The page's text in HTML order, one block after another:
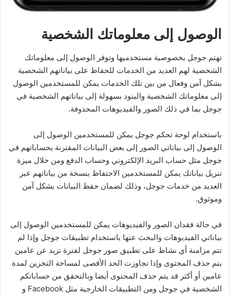
الوصول إلى معلوماتك الشخصية
تهتم جوجل بخصوصية مستخدميها وتوفر الوصول إلى معلوماتك
الشخصية لهم العديد من الخدمات للحفاظ على بياناتهم الشخصية
بشكل آمن وفعال من بين تلك الخدمات يمكن للمستخدمين الوصول
إلى معلوماتك الشخصية والبنود بسهولة إلى بياناتهم الشخصية في
جوجل بما في ذلك الصور والفيديوهات المحذوفة.
باستخدام لوحة تحكم جوجل يمكن للمستخدمين الوصول إلى
الوصول إلى بياناتي الصور إلى بعض البيانات المقترنة بحساباتهم في
جوجل مثل حساب البريد الإلكتروني وحساب الدفع ومن خلال ميزة
تنزيل بياناتك يمكن للمستخدمين الاحتفاظ بنسخة من بياناتهم عبر
العديد من خدمات جوجل، وذلك لضمان حفظ البيانات بشكل آمن
وموثوق.
في حالة فقدان الصور والفيديوهات يمكن للمستخدمين الوصول إلى
بياناتي الفيديوهات والبحث عنها باستخدام تطبيقات جوجل وإذا لم
تتم مزامنة أي نشاط على تطبيق صور جوجل لفترة تزيد عن عامين
يتم حذف المحتوى وإذا تجاوزت الحد الأقصى لمساحة التخزين لمدة
عامين أو أكثر قد يتم حذف المحتوى أيضا وبالتحقق من حساباتكم
الشخصية في جوجل ومن التطبيقات الخارجية مثل Facebook و